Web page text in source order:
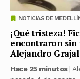
NOTICIAS DE
¡Qué tristeza!
encontraron
Alejandro
Hace 25 minutos|